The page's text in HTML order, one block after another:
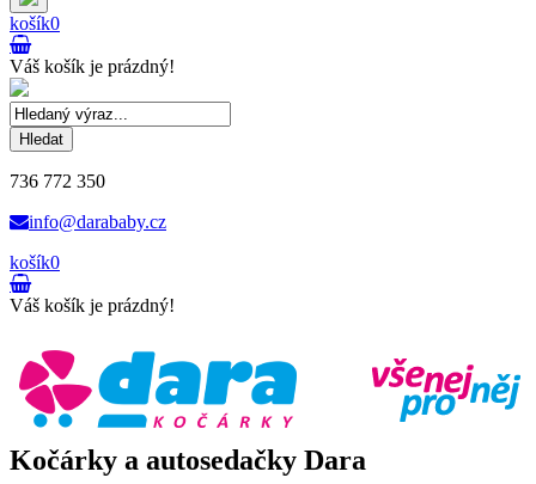
košík0
Váš košík je prázdný!
Hledat
736 772 350
info@darababy.cz
košík0
Váš košík je prázdný!
Kočárky a autosedačky Dara